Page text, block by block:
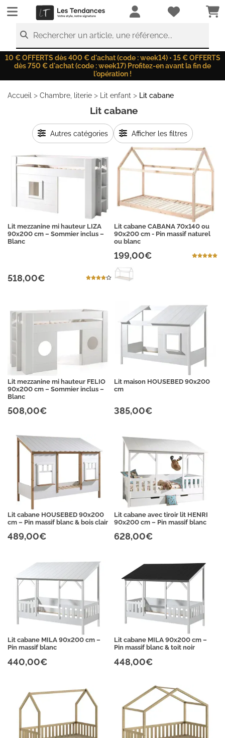
LesTendances.fr
Rechercher un article, une référence...
10 € OFFERTS dès 400 € d'achat (code : week14) • 15 € OFFERTS
dès 750 € d'achat (code : week17) Profitez-en avant la fin de
l'opération !
Accueil > Chambre, literie > Lit enfant > Lit cabane
Lit cabane
Lit mezzanine mi hauteur LIZA
90x200 cm – Sommier inclus –
Blanc
518,00€
Lit cabane CABANA 70x140 ou
90x200 cm - Pin massif naturel
ou blanc
199,00€
Lit mezzanine mi hauteur FELIO
90x200 cm – Sommier inclus –
Blanc
508,00€
Lit maison HOUSEBED 90x200
cm
385,00€
Lit cabane HOUSEBED 90x200
cm – Pin massif blanc & bois clair
489,00€
Lit cabane avec tiroir lit HENRI
90x200 cm – Pin massif blanc
628,00€
Lit cabane MILA 90x200 cm –
Pin massif blanc
440,00€
Lit cabane MILA 90x200 cm –
Pin massif blanc & toit noir
448,00€
Autres catégories Afficher les filtres